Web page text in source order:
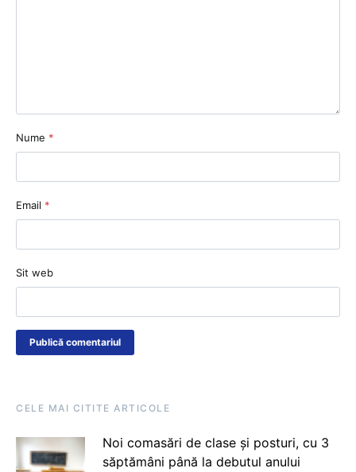
Nume *
Email *
Sit web
CELE MAI CITITE ARTICOLE
Noi comasări de clase și posturi, cu 3
săptămâni până la debutul anului